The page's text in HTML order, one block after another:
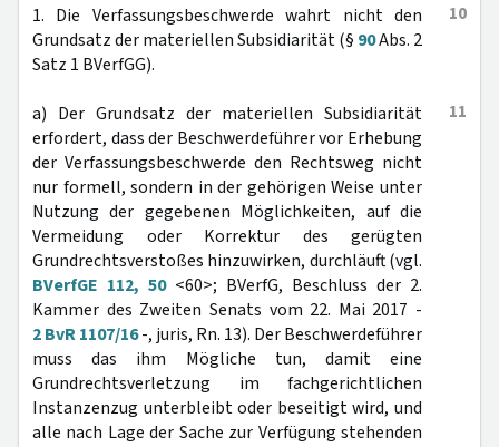
10
1. Die Verfassungsbeschwerde wahrt nicht den
Grundsatz der materiellen Subsidiarität (§ 90Abs. 2
Satz 1 BVerfGG).
11
a) Der Grundsatz der materiellen Subsidiarität
erfordert, dass der Beschwerdeführer vor Erhebung
der Verfassungsbeschwerde den Rechtsweg nicht
nur formell, sondern in der gehörigen Weise unter
Nutzung der gegebenen Möglichkeiten, auf die
Vermeidung oder Korrektur des gerügten
Grundrechtsverstoßes hinzuwirken, durchläuft (vgl.
BVerfGE 112, 50<60>; BVerfG, Beschluss der 2.
Kammer des Zweiten Senats vom 22. Mai 2017 -
2 BvR 1107/16-, juris, Rn. 13). Der Beschwerdeführer
muss das ihm Mögliche tun, damit eine
Grundrechtsverletzung im fachgerichtlichen
Instanzenzug unterbleibt oder beseitigt wird, und
alle nach Lage der Sache zur Verfügung stehenden